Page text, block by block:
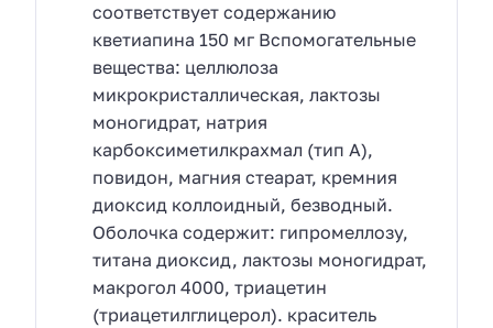
соответствует содержанию
кветиапина 150 мг Вспомогательные
вещества: целлюлоза
микрокристаллическая, лактозы
моногидрат, натрия
карбоксиметилкрахмал (тип А),
повидон, магния стеарат, кремния
диоксид коллоидный, безводный.
Оболочка содержит: гипромеллозу,
титана диоксид, лактозы моногидрат,
макрогол 4000, триацетин
(триацетилглицерол). краситель